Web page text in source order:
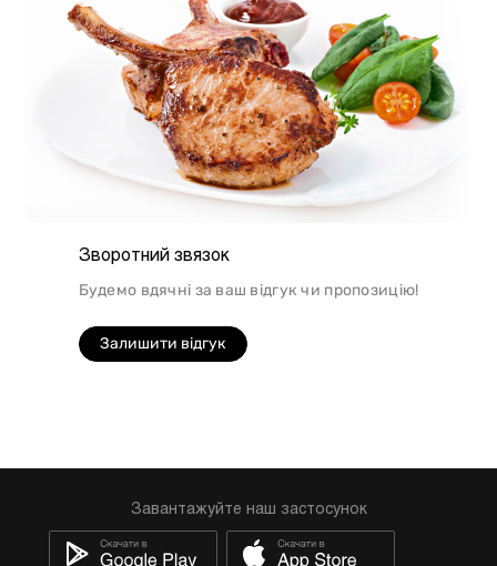
Зворотний звязок
Будемо вдячні за ваш відгук чи пропозицію!
Залишити відгук
Завантажуйте наш застосунок